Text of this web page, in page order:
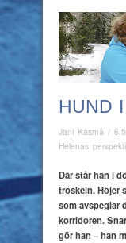
HUND
Jani Käsmä /
Helenas
Där står han i
tröskeln.Höjer
somavspeglar
korridoren.
gör han – han